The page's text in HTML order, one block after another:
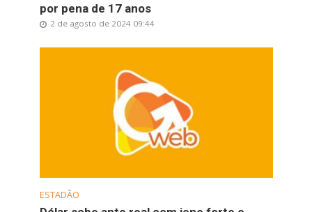
por pena de 17 anos
2 de agosto de 2024 09:44
ESTADÃO